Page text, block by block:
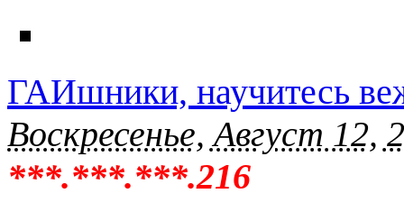
ГАИшники, научитесь
Воскресенье, Август 12,
***.***.***.216